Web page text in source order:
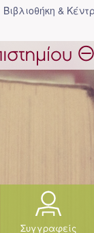
Βιβλιοθήκη &
Συγγραφείς